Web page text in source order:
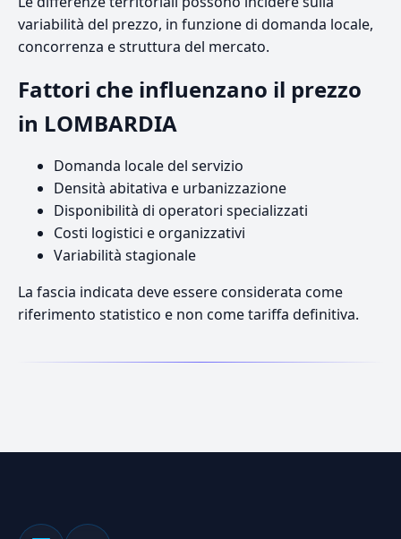
variabilità del prezzo, in funzione di domanda locale,
concorrenza e struttura del mercato.
Fattori che influenzano il prezzo
in LOMBARDIA
Domanda locale del servizio
Densità abitativa e urbanizzazione
Disponibilità di operatori specializzati
Costi logistici e organizzativi
Variabilità stagionale
La fascia indicata deve essere considerata come
riferimento statistico e non come tariffa definitiva.